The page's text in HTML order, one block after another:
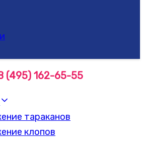
(495) 162-65-55
тараканов
клопов